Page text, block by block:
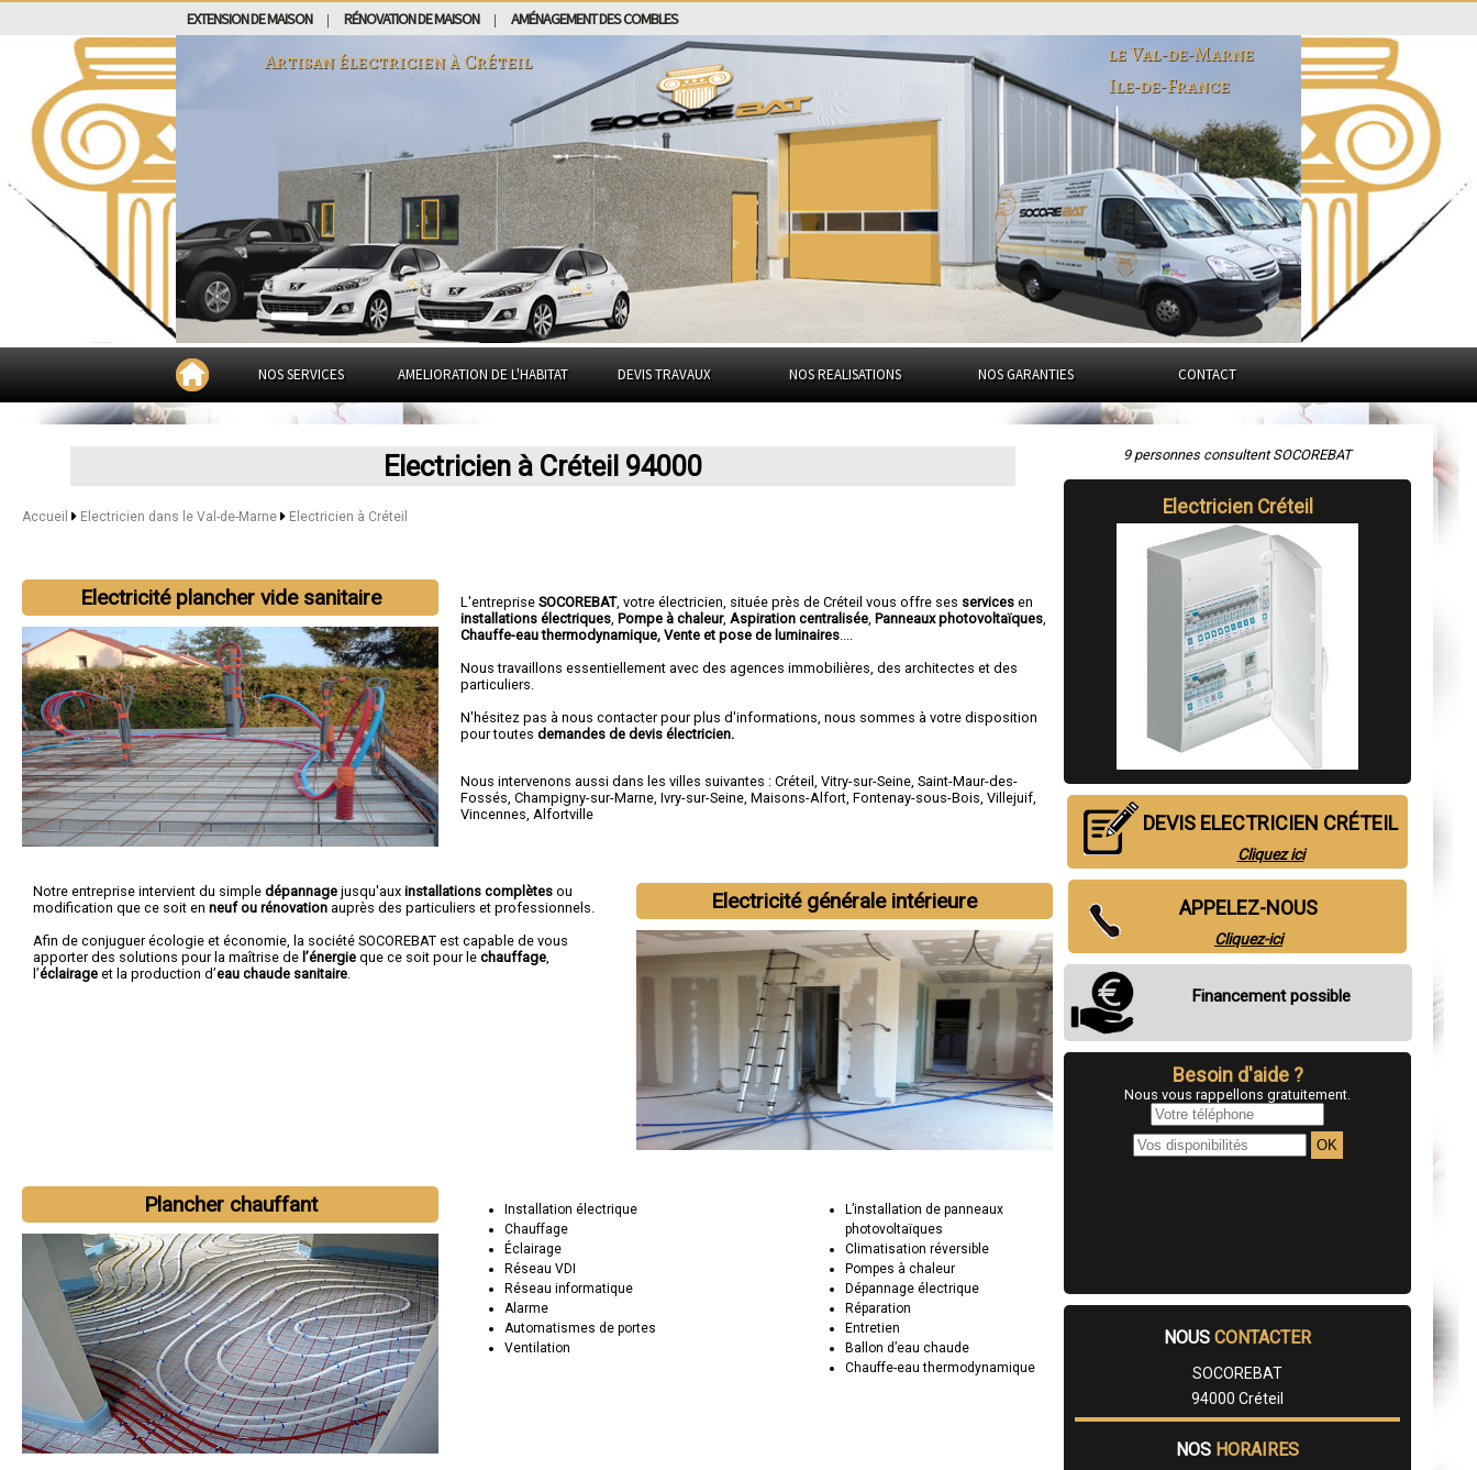
EXTENSION DE MAISON RÉNOVATION DE MAISON AMÉNAGEMENT DES COMBLES
Artisan électricien àCréteil
le Val-de-Marne
Ile-de-France
NOS SERVICES AMELIORATION DE L'HABITAT DEVIS TRAVAUX NOS REALISATIONS NOS GARANTIES CONTACT
Electricien à Créteil 94000
Accueil Electricien dans le Val-de-Marne Electricien à Créteil
Electricité plancher vide sanitaire L'entrepriseSOCOREBAT,votre électricien , située près de Créteil vous offre ses services en
installations électriques Pompe à chaleur,Aspiration centralisée Panneaux photovoltaïques
Chauffe-eau thermodynamique, Vente et pose de luminaires
Nous travaillons essentiellement avec des agences immobilières, des architectes et des
particuliers.
N'hésitez pas à nous contacter pour plus d'informations, nous sommes à votre disposition
pour toutesdemandes de devis électricien.
Nous intervenons aussi dans les villes suivantes :Créteil ,Vitry-sur-Seine ,Saint-Maur-des-
Fossés ,Champigny-sur-Marne ,Ivry-sur-Seine ,Maisons-Alfort ,Fontenay-sous-Bois ,Villejuif
Vincennes Alfortville
Electricité générale intérieure
Notre entreprise intervient du simple dépannage jusqu'aux installations complètes ou
modification que ce soit en neuf ou rénovation auprès des particuliers et professionnels.
Afin de conjuguer écologie et économie, la société SOCOREBAT est capable de vous
apporter des solutions pour la maîtrise de l’énergie que ce soit pour le chauffage,
l’éclairage et la production d’eau chaude sanitaire.
Plancher chauffant
Installation électrique
Chauffage
Éclairage
Réseau VDI
Réseau informatique
Alarme
Automatismes de portes
Ventilation
L’installation de panneaux
photovoltaïques
Climatisation réversible
Pompes à chaleur
Dépannage électrique
Réparation
Entretien
Ballon d’eau chaude
Chauffe-eau thermodynamique
9 personnes consultent SOCOREBAT
ElectricienCréteil
DEVIS ELECTRICIEN CRÉTEIL
Cliquez ici
APPELEZ-NOUS
Cliquez-ici
Financement possible
Besoin d'aide ?
Nous vous rappellons gratuitement.
NOUS CONTACTER
SOCOREBAT
94000 Créteil
NOS HORAIRES